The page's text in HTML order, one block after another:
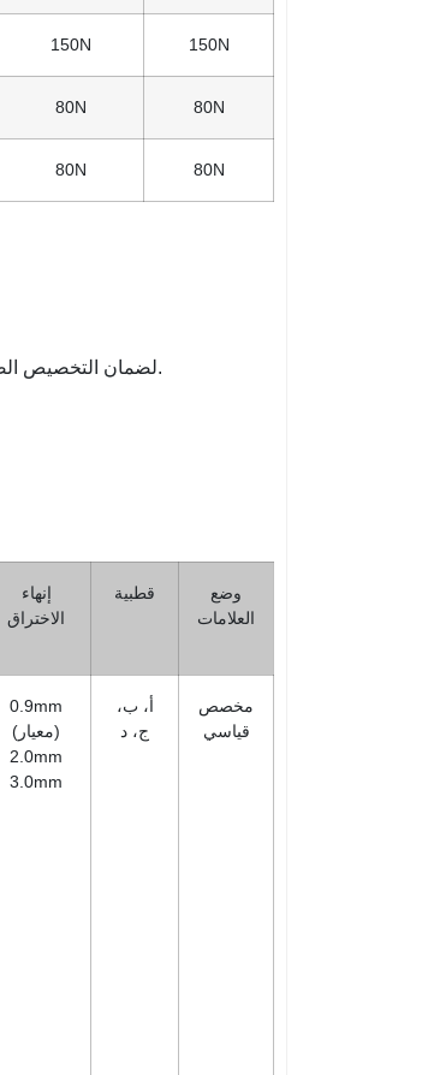
150N 150N
80N 80N
80N 80N
يتم استخدام طرق القطبية الأربعة من النوع A والنوع B والنوع C والنوع D لضمان التخصيص الصحيح ثنائي الاتجاه.
إنهاء
الاختراق
قطبية
وضع
العلامات
0.9mm
(معيار)
2.0mm
3.0mm
أ، ب،
ج، د
مخصص
قياسي